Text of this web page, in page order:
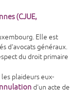
(CJUE,
Elle est
d'avocats généraux.
du droit primaire
les plaideurs eux-
d'un acte de